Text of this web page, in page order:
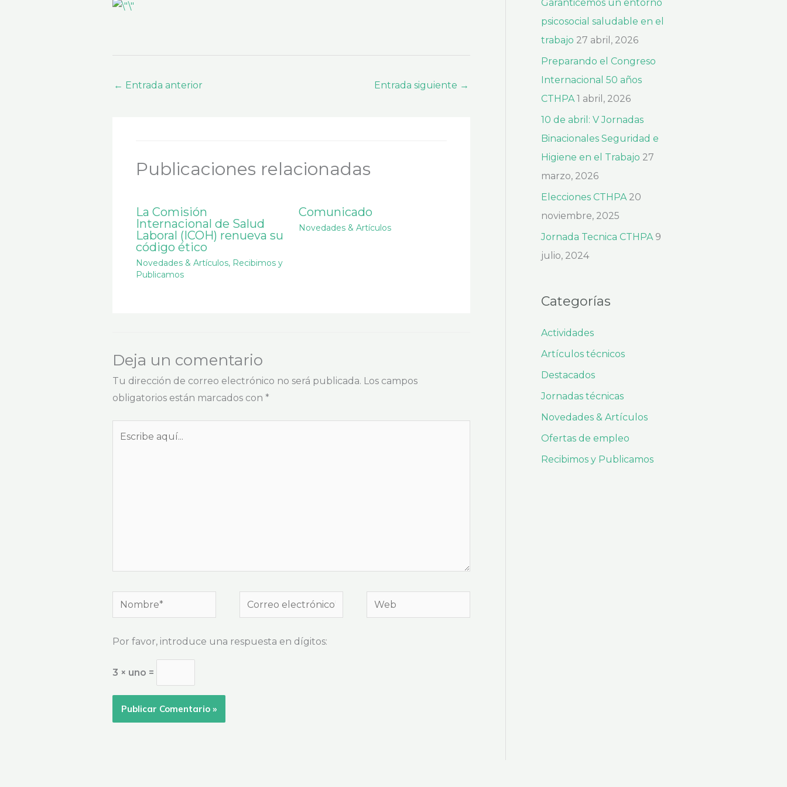
← Entrada anterior Entrada siguiente →
Publicaciones relacionadas
La Comisión
Internacional de Salud
Laboral (ICOH) renueva su
código ético
Novedades & Artículos, Recibimos y
Publicamos
Comunicado
Novedades & Artículos
Deja un comentario
Tu dirección de correo electrónico no será publicada. Los campos
obligatorios están marcados con *
Nombre*
Correo
electrónico*
Web
Por favor, introduce una respuesta en dígitos:
3 × uno =
r
:
Garanticemos un entorno
psicosocial saludable en el
trabajo 27 abril, 2026
Preparando el Congreso
Internacional 50 años
CTHPA 1 abril, 2026
10 de abril: V Jornadas
Binacionales Seguridad e
Higiene en el Trabajo 27
marzo, 2026
Elecciones CTHPA 20
noviembre, 2025
Jornada Tecnica CTHPA 9
julio, 2024
Categorías
Actividades
Artículos técnicos
Destacados
Jornadas técnicas
Novedades & Artículos
Ofertas de empleo
Recibimos y Publicamos